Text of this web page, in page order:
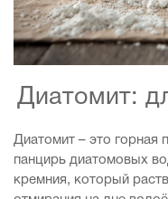
Диатомит:
Диатомит – это горная
панцирь диатомовых
кремния, который